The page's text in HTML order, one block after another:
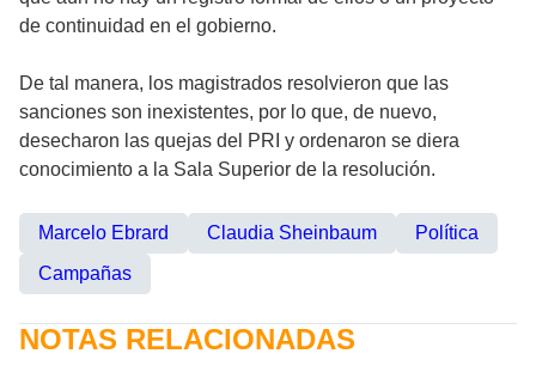
de continuidad en el gobierno.
De tal manera, los magistrados resolvieron que las
sanciones son inexistentes, por lo que, de nuevo,
desecharon las quejas del PRI y ordenaron se diera
conocimiento a la Sala Superior de la resolución.
Marcelo Ebrard Claudia Sheinbaum
Política
Campañas
NOTAS RELACIONADAS